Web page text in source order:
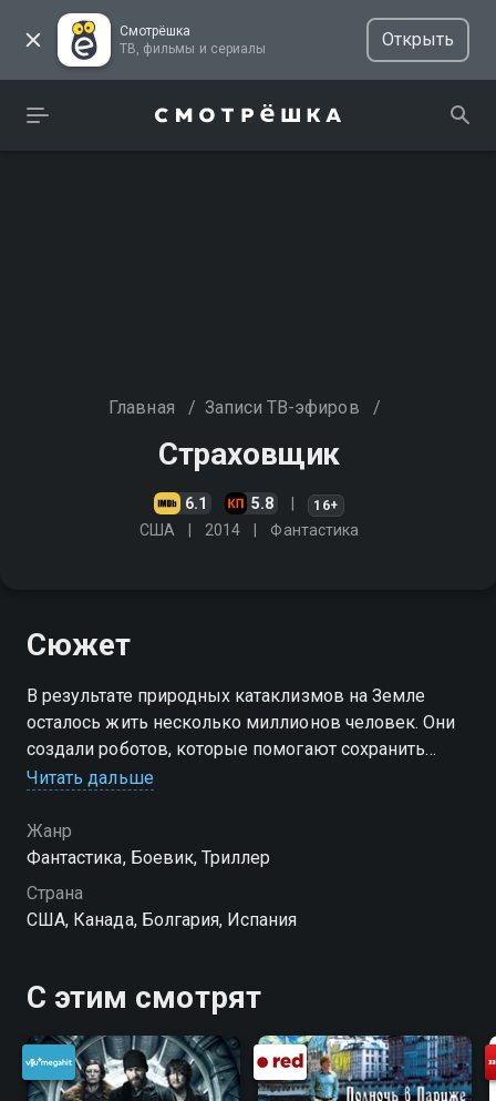
Смотрёшка
ТВ, фильмы и сериалы
Открыть
Главная / Записи ТВ-эфиров /
Страховщик
6.1 5.8 16+
США 2014 Фантастика
Сюжет
В результате природных катаклизмов на Земле
осталось жить несколько миллионов человек. Они
создали роботов, которые помогают сохранить
безопасность. Но после одного инцидента
машины научились изменять себя…
Читать дальше
Жанр
Фантастика, Боевик, Триллер
Страна
США, Канада, Болгария, Испания
С этим смотрят